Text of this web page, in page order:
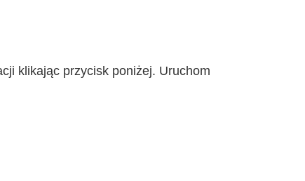
klikając przycisk poniżej. Uruchom